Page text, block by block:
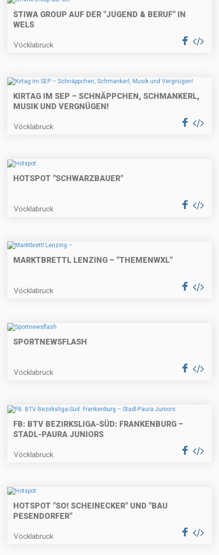
STIWA GROUP AUF DER "JUGEND & BERUF" IN
WELS
Vöcklabruck
KIRTAG IM SEP – SCHNÄPPCHEN, SCHMANKERL,
MUSIK UND VERGNÜGEN!
Vöcklabruck
HOTSPOT "SCHWARZBAUER"
Vöcklabruck
MARKTBRETTL LENZING – "THEMENWXL"
Vöcklabruck
SPORTNEWSFLASH
Vöcklabruck
FB: BTV BEZIRKSLIGA-SÜD: FRANKENBURG –
STADL-PAURA JUNIORS
Vöcklabruck
HOTSPOT "SO! SCHEINECKER" UND "BAU
PESENDORFER"
Vöcklabruck